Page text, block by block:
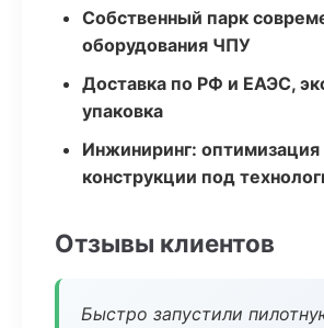
Собственный парк
оборудования ЧПУ
Доставка по РФ и ЕАЭС,
упаковка
Инжиниринг: оптимизация
конструкции под
Отзывы клиентов
Быстро запустили